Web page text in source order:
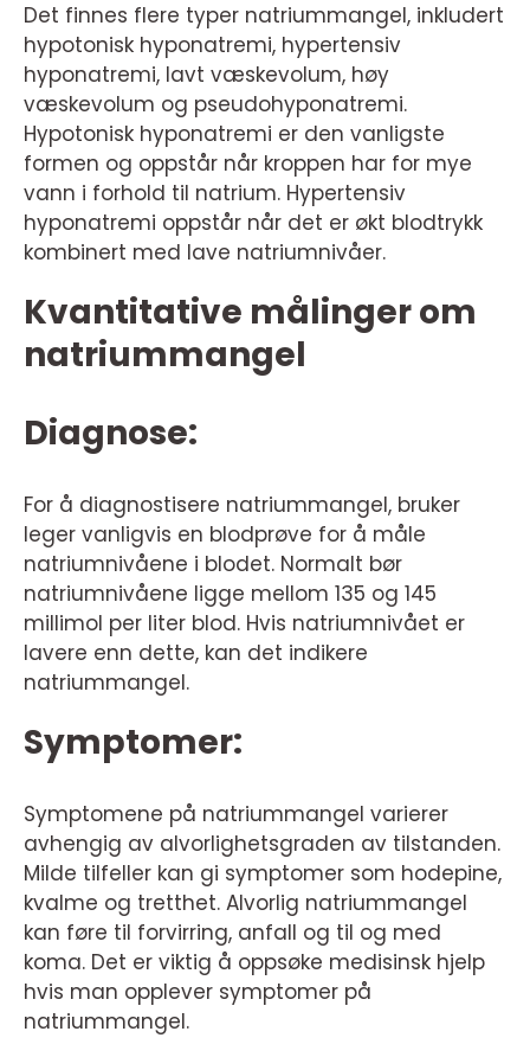
Det finnes flere typer natriummangel, inkludert
hypotonisk hyponatremi, hypertensiv
hyponatremi, lavt væskevolum, høy
væskevolum og pseudohyponatremi.
Hypotonisk hyponatremi er den vanligste
formen og oppstår når kroppen har for mye
vann i forhold til natrium. Hypertensiv
hyponatremi oppstår når det er økt blodtrykk
kombinert med lave natriumnivåer.
Kvantitative målinger om
natriummangel
Diagnose:
For å diagnostisere natriummangel, bruker
leger vanligvis en blodprøve for å måle
natriumnivåene i blodet. Normalt bør
natriumnivåene ligge mellom 135 og 145
millimol per liter blod. Hvis natriumnivået er
lavere enn dette, kan det indikere
natriummangel.
Symptomer:
Symptomene på natriummangel varierer
avhengig av alvorlighetsgraden av tilstanden.
Milde tilfeller kan gi symptomer som hodepine,
kvalme og tretthet. Alvorlig natriummangel
kan føre til forvirring, anfall og til og med
koma. Det er viktig å oppsøke medisinsk hjelp
hvis man opplever symptomer på
natriummangel.